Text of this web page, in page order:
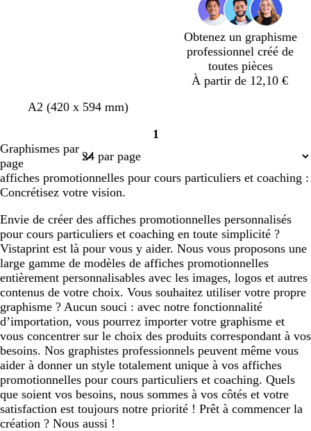
g
s
b
u
a
n
r
d
v
l
t
f
n
c
é
v
t
l
i
e
s
m
n
A2 (420 x 594 mm)
Obtenez un graphisme
professionnel créé de
toutes pièces
À partir de 12,10 €
Page
1
Graphismes par
page
affiches promotionnelles pour cours particuliers et coaching :
Concrétisez votre vision.
Envie de créer des affiches promotionnelles personnalisés
pour cours particuliers et coaching en toute simplicité ?
Vistaprint est là pour vous y aider. Nous vous proposons une
large gamme de modèles de affiches promotionnelles
entièrement personnalisables avec les images, logos et autres
contenus de votre choix. Vous souhaitez utiliser votre propre
graphisme ? Aucun souci : avec notre fonctionnalité
d’importation, vous pourrez importer votre graphisme et
vous concentrer sur le choix des produits correspondant à vos
besoins. Nos graphistes professionnels peuvent même vous
aider à donner un style totalement unique à vos affiches
promotionnelles pour cours particuliers et coaching. Quels
que soient vos besoins, nous sommes à vos côtés et votre
satisfaction est toujours notre priorité ! Prêt à commencer la
création ? Nous aussi !